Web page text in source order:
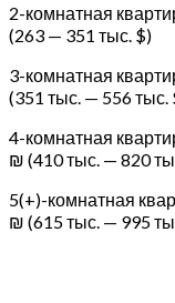
2-комнатная
(263 — 351 тыс. $)
3-комнатная
(351 тыс. — 556 тыс.
4-комнатная
₪ (410 тыс. — 820
5(+)-комнатная
₪ (615 тыс. — 995